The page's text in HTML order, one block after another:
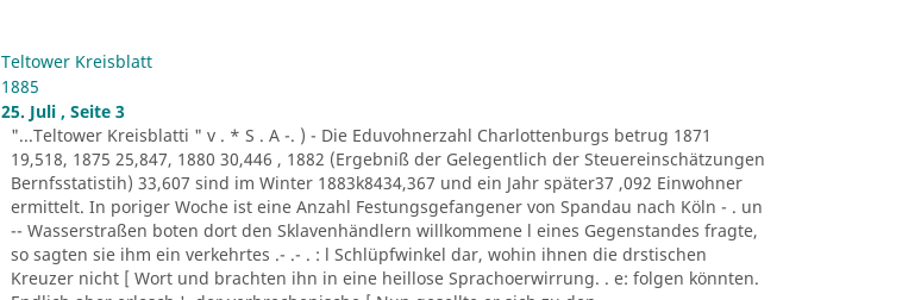
Teltower Kreisblatt
1885
25. Juli , Seite 3
"...Teltower Kreisblatti " v . * S . A -. ) - Die Eduvohnerzahl Charlottenburgs betrug 1871
19,518, 1875 25,847, 1880 30,446 , 1882 (Ergebniß der Gelegentlich der Steuereinschätzungen
Bernfsstatistih) 33,607 sind im Winter 1883k8434,367 und ein Jahr später37 ,092 Einwohner
ermittelt. In poriger Woche ist eine Anzahl Festungsgefangener von Spandau nach Köln - . un
-- Wasserstraßen boten dort den Sklavenhändlern willkommene l eines Gegenstandes fragte,
so sagten sie ihm ein verkehrtes .- .- . : l Schlüpfwinkel dar, wohin ihnen die drstischen
Kreuzer nicht [ Wort und brachten ihn in eine heillose Sprachoerwirrung. . e: folgen könnten.